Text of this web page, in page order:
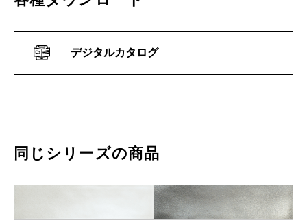
デジタルカタログ
同じシリーズの商品